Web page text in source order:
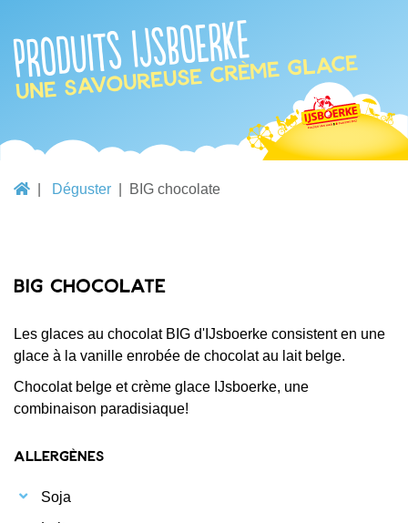
Produits IJsboerke
une savoureuse crème glace
Déguster BIG chocolate
BIG chocolate
Les glaces au chocolat BIG d'IJsboerke consistent en une
glace à la vanille enrobée de chocolat au lait belge.
Chocolat belge et crème glace IJsboerke, une
combinaison paradisiaque!
Allergènes
Soja